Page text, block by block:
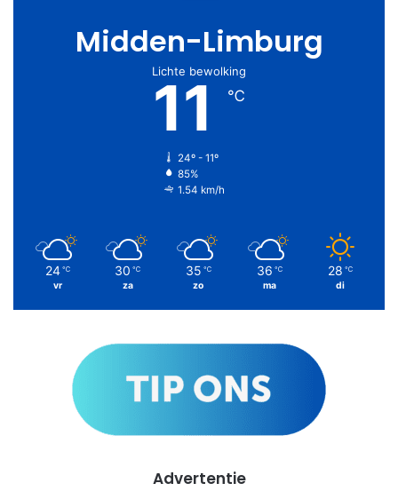
Midden-Limburg
Lichte bewolking
11 ℃
24º - 11º
85%
1.54 km/h
24 ℃
vr
30 ℃
za
35 ℃
zo
36 ℃
ma
28 ℃
di
Advertentie